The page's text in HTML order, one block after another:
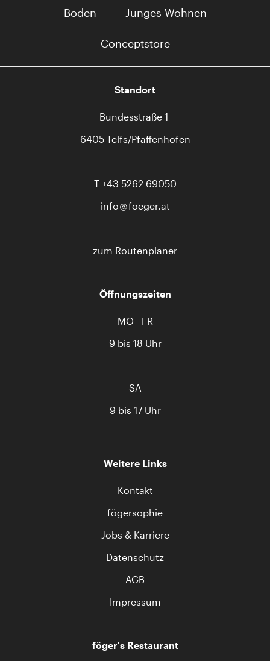
Boden Junges Wohnen
Conceptstore
Standort
Bundesstraße 1
6405 Telfs/Pfaffenhofen
T +43 5262 69050
info
foeger.at
zum Routenplaner
Öffnungszeiten
MO - FR
9 bis 18 Uhr
SA
9 bis 17 Uhr
Weitere Links
Kontakt
fögersophie
Jobs & Karriere
Datenschutz
AGB
Impressum
föger's Restaurant